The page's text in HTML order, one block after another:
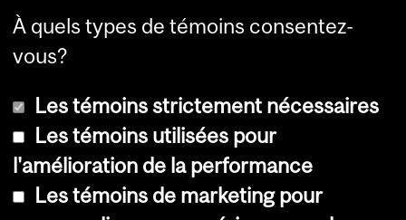
Equity Blog
© Université McGill, 2026
Accessibilité
À quels types de témoins consentez-
vous?
Les témoins strictement nécessaires
Les témoins utilisées pour
l'amélioration de la performance
Les témoins de marketing pour